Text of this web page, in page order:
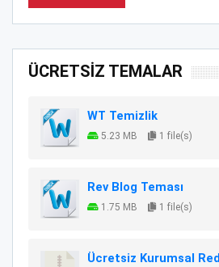
ÜCRETSİZ TEMALAR
WT Temizlik
5.23 MB 1 file(s)
Rev Blog Teması
1.75 MB 1 file(s)
Ücretsiz Kurumsal Red